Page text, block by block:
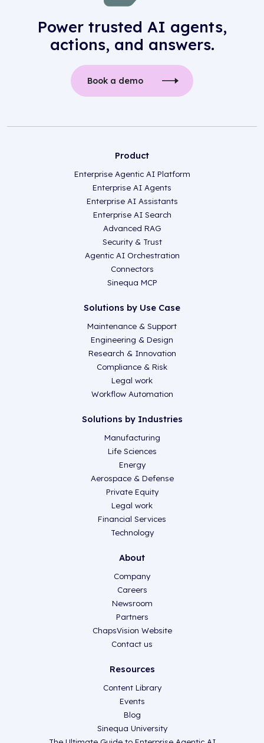
Power trusted AI agents,
actions, and answers.
Book a demo
Product
Enterprise Agentic AI Platform
Enterprise AI Agents
Enterprise AI Assistants
Enterprise AI Search
Advanced RAG
Security & Trust
Agentic AI Orchestration
Connectors
Sinequa MCP
Solutions by Use Case
Maintenance & Support
Engineering & Design
Research & Innovation
Compliance & Risk
Legal work
Workflow Automation
Solutions by Industries
Manufacturing
Life Sciences
Energy
Aerospace & Defense
Private Equity
Legal work
Financial Services
Technology
About
Company
Careers
Newsroom
Partners
ChapsVision Website
Contact us
Resources
Content Library
Events
Blog
Sinequa University